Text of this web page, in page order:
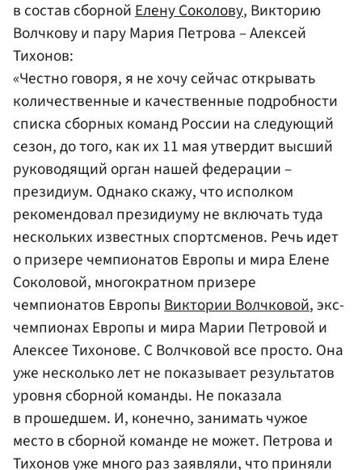
в состав сборнойЕлену Соколову, Викторию
Волчкову и пару Мария Петрова – Алексей
Тихонов:
«Честно говоря, я не хочу сейчас открывать
количественные и качественные подробности
списка сборных команд России на следующий
сезон, до того, как их 11 мая утвердит высший
руководящий орган нашей федерации –
президиум. Однако скажу, что исполком
рекомендовал президиуму не включать туда
нескольких известных спортсменов. Речь идет
о призере чемпионатов Европы и мира Елене
Соколовой, многократном призере
чемпионатов ЕвропыВиктории Волчковой, экс-
чемпионах Европы и мира Марии Петровой и
Алексее Тихонове. С Волчковой все просто. Она
уже несколько лет не показывает результатов
уровня сборной команды. Не показала
в прошедшем. И, конечно, занимать чужое
место в сборной команде не может. Петрова и
Тихонов уже много раз заявляли, что приняли